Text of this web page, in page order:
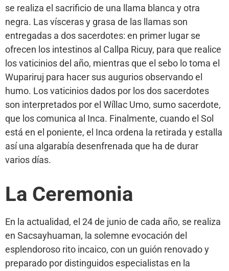
se realiza el sacrificio de una llama blanca y otra
negra. Las vísceras y grasa de las llamas son
entregadas a dos sacerdotes: en primer lugar se
ofrecen los intestinos al Callpa Ricuy, para que realice
los vaticinios del año, mientras que el sebo lo toma el
Wupariruj para hacer sus augurios observando el
humo. Los vaticinios dados por los dos sacerdotes
son interpretados por el Wíllac Umo, sumo sacerdote,
que los comunica al Inca. Finalmente, cuando el Sol
está en el poniente, el Inca ordena la retirada y estalla
así una algarabía desenfrenada que ha de durar
varios días.
La Ceremonia
En la actualidad, el 24 de junio de cada año, se realiza
en Sacsayhuaman, la solemne evocación del
esplendoroso rito incaico, con un guión renovado y
preparado por distinguidos especialistas en la